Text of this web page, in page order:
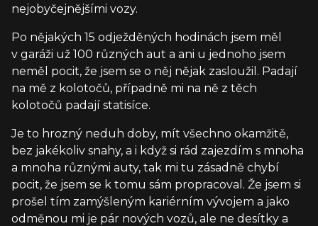
nejobyčejnějšími vozy.
Po nějakých 15 odježděných hodinách jsem měl
v garáži už 100 různých aut a ani u jednoho jsem
neměl pocit, že jsem se o něj nějak zasloužil. Padají
na mě z kolotočů, případně mi na ně z těch
kolotočů padají statisíce.
Je to hrozný neduh doby, mít všechno okamžitě,
bez jakékoliv snahy, a i když si rád zajezdím s mnoha
a mnoha různými auty, tak mi tu zásadně chybí
pocit, že jsem se k tomu sám propracoval. Že jsem si
prošel tím zamýšleným kariérním vývojem a jako
odměnou mi je pár nových vozů, ale ne desítky a